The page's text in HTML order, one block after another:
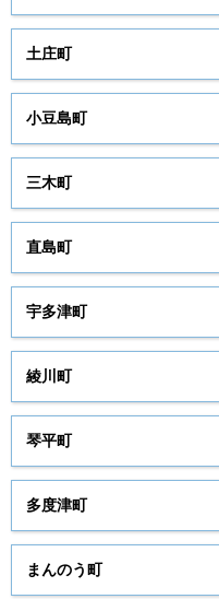
土庄町
小豆島町
三木町
直島町
宇多津町
綾川町
琴平町
多度津町
まんのう町